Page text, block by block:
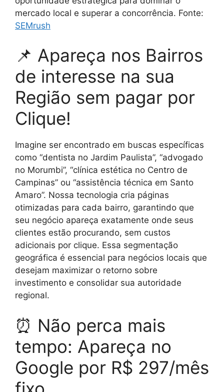
mercado local e superar a concorrência. Fonte:
SEMrush
📌 Apareça nos Bairros
de interesse na sua
Região sem pagar por
Clique!
Imagine ser encontrado em buscas específicas
como “dentista no Jardim Paulista”, “advogado
no Morumbi”, “clínica estética no Centro de
Campinas” ou “assistência técnica em Santo
Amaro”. Nossa tecnologia cria páginas
otimizadas para cada bairro, garantindo que
seu negócio apareça exatamente onde seus
clientes estão procurando, sem custos
adicionais por clique. Essa segmentação
geográfica é essencial para negócios locais que
desejam maximizar o retorno sobre
investimento e consolidar sua autoridade
regional.
⏰ Não perca mais
tempo: Apareça no
Google por R$ 297/mês